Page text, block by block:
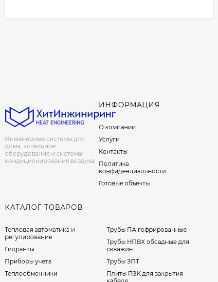
Инженерные системы для
дома, котельное
оборудование и системы
кондиционирования воздуха
ИНФОРМАЦИЯ
О компании
Услуги
Контакты
Политика
конфиденциальности
Готовые объекты
КАТАЛОГ ТОВАРОВ
Тепловая автоматика и
регулирование
Гидранты
Приборы учета
Теплообменники
Трубы ПА гофрированные
Трубы НПВХ обсадные для
скважин
Трубы ЗПТ
Плиты ПЗК для закрытия